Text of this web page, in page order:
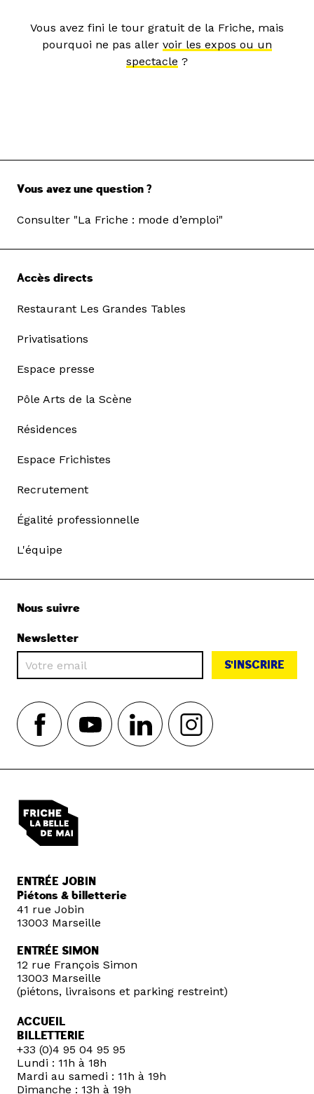
Vous avez fini le tour gratuit de la Friche, mais
pourquoi ne pas aller voir les expos ou un
spectacle ?
Vous avez une question ?
Consulter "La Friche : mode d’emploi"
Accès directs
Restaurant Les Grandes Tables
Privatisations
Espace presse
Pôle Arts de la Scène
Résidences
Espace Frichistes
Recrutement
Égalité professionnelle
L'équipe
Nous suivre
Newsletter
S'INSCRIRE
ENTRÉE JOBIN
Piétons & billetterie
41 rue Jobin
13003 Marseille
ENTRÉE SIMON
12 rue François Simon
13003 Marseille
(piétons, livraisons et parking restreint)
ACCUEIL
BILLETTERIE
+33 (0)4 95 04 95 95
Lundi : 11h à 18h
Mardi au samedi : 11h à 19h
Dimanche : 13h à 19h